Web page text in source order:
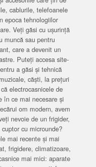
cablurile, telefoanele
epoca tehnologiilor
Veți găsi cu ușurință
muncă sau pentru
care a devenit un
Puteți accesa site-
a găsi și tehnică
căști, la prețuri
electrocasnicele de
în ce mai necesare și
om modern, avem
nevoie de un frigider,
cu microunde?
mai recente și mai
frigidere, climatizoare,
mai mici: aparate